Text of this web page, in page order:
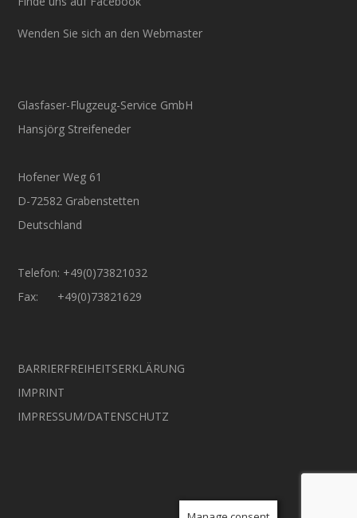
Wenden Sie sich an den Webmaster
Glasfaser-Flugzeug-Service GmbH
Hansjörg Streifeneder
Hofener Weg 61
D-72582 Grabenstetten
Deutschland
Telefon: +49(0)73821032
Fax: +49(0)73821629
BARRIERFREIHEITSERKLÄRUNG
IMPRINT
IMPRESSUM/DATENSCHUTZ